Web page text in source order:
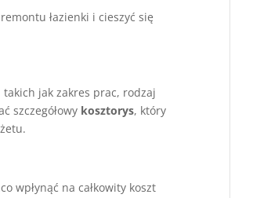
łazienki i cieszyć się
jak zakres prac, rodzaj
szczegółowy kosztorys, który
wpłynąć na całkowity koszt